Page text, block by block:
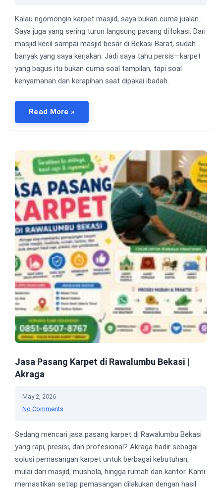
Kalau ngomongin karpet masjid, saya bukan cuma jualan…
Saya juga yang sering turun langsung pasang di lokasi. Dari
masjid kecil sampai masjid besar di Bekasi Barat, sudah
banyak yang saya kerjakan. Jadi saya tahu persis—karpet
yang bagus itu bukan cuma soal tampilan, tapi soal
kenyamanan dan kerapihan saat dipakai ibadah.
Read More »
Jasa Pasang Karpet di Rawalumbu Bekasi |
Akraga
May 2, 2026
No Comments
Sedang mencari jasa pasang karpet di Rawalumbu Bekasi
yang rapi, presisi, dan profesional? Akraga hadir sebagai
solusi pemasangan karpet untuk berbagai kebutuhan,
mulai dari masjid, mushola, hingga rumah dan kantor. Kami
memastikan setiap pemasangan dilakukan dengan hasil